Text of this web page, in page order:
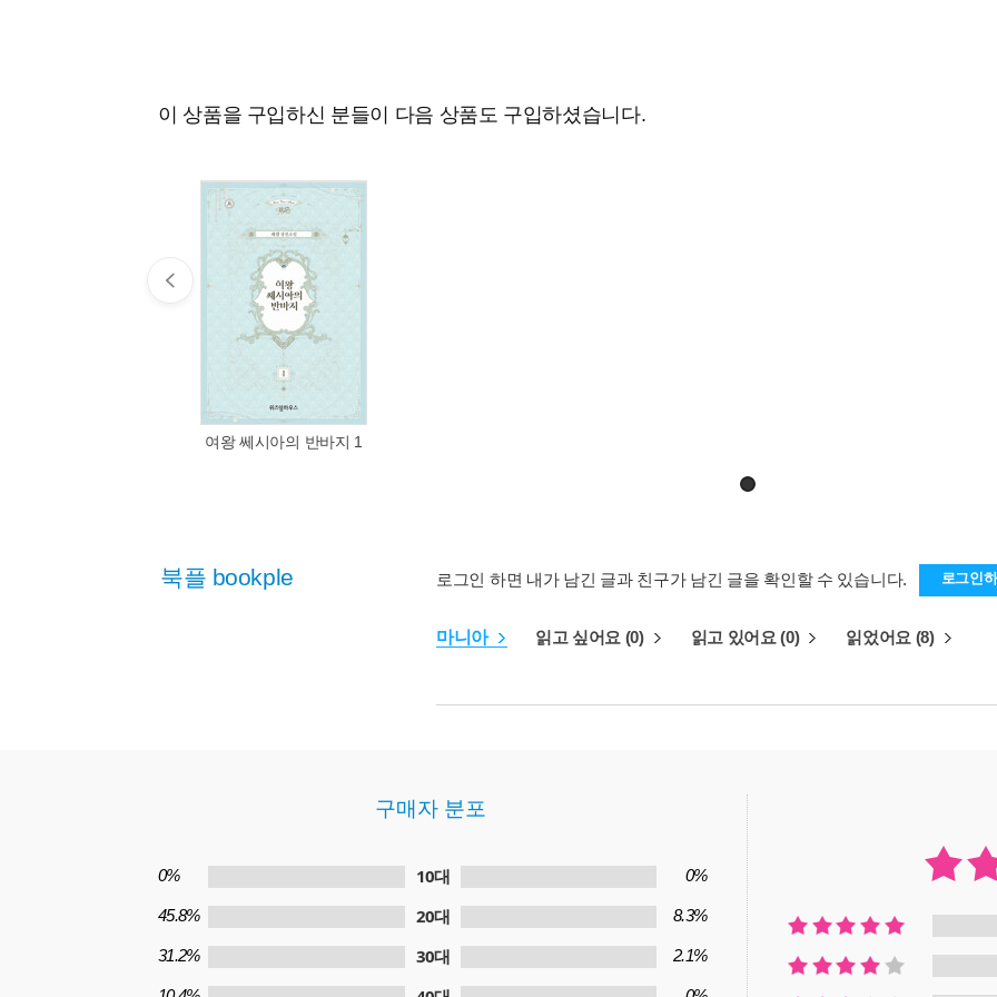
이 상품을 구입하신 분들이 다음 상품도 구입하셨습니다.
여왕 쎄시아의 반바지 1
북플 bookple 로그인 하면 내가 남긴 글과 친구가 남긴 글을 확인할 수 있습니다. 로그인
마니아 읽고 싶어요 (0) 읽고 있어요 (0) 읽었어요 (8)
구매자 분포
0% 10대 0%
45.8% 20대 8.3%
31.2% 30대 2.1%